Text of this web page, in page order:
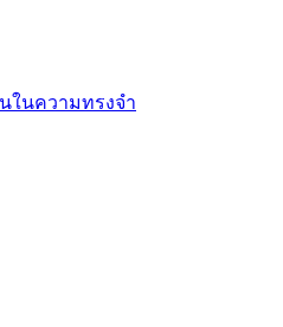
ในความทรงจำ